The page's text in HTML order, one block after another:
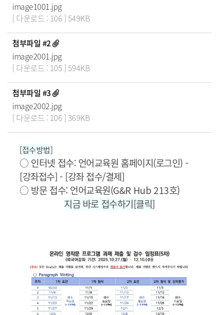
image1001.jpg
[ 다운로드 : 106 ] 549KB
첨부파일 #2
image2001.jpg
[ 다운로드 : 105 ] 594KB
첨부파일 #3
image2002.jpg
[ 다운로드 : 106 ] 369KB
[접수방법]
○ 인터넷 접수: 언어교육원 홈페이지(로그인) -
[강좌접수] - [강좌 접수/결제]
○ 방문 접수: 언어교육원(G&R Hub 213호)
지금 바로 접수하기[클릭]